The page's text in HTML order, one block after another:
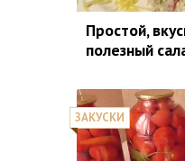
Простой,
полезный
ЗАКУСКИ